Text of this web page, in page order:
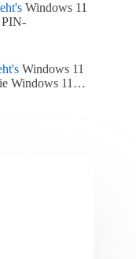
Windows 11
PIN-
Windows 11
Windows 11…